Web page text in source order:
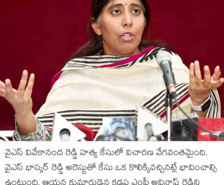
వైఎస్ వివేకానంద రెడ్డి హత్య కేసులో విచారణ వేగవంతమైంది.
వైఎస్ భాస్కర్ రెడ్డి అరెస్టుతో కేసు ఒక కొలిక్కివచ్చినట్లే భావించాల్సి